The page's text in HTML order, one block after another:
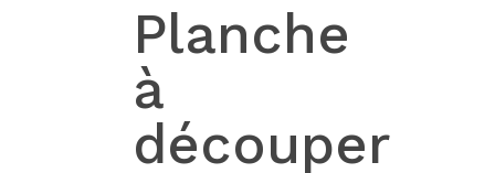
Planche
à
découper